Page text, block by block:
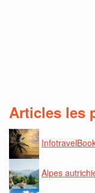
Articles les
Alpes